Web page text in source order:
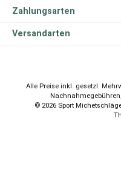
Zahlungsarten
Versandarten
Alle Preise inkl. gesetzl.
© 2026 Sport